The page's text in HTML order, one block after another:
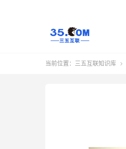
当前位置： 三五互联知识库 